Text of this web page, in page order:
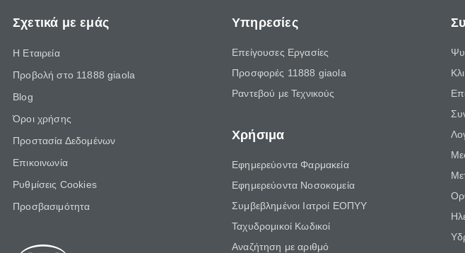
Σχετικά με εμάς
Η Εταιρεία
Προβολή στο 11888 giaola
Blog
Όροι χρήσης
Προστασία Δεδομένων
Επικοινωνία
Ρυθμίσεις Cookies
Προσβασιμότητα
Υπηρεσίες
Επείγουσες Εργασίες
Προσφορές 11888 giaola
Ραντεβού με Τεχνικούς
Χρήσιμα
Εφημερεύοντα Φαρμακεία
Εφημερεύοντα Νοσοκομεία
Συμβεβλημένοι Ιατροί ΕΟΠΥΥ
Ταχυδρομικοί Κωδικοί
Αναζήτηση με αριθμό